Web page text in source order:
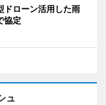
ドローン活用した雨
協定
ュ